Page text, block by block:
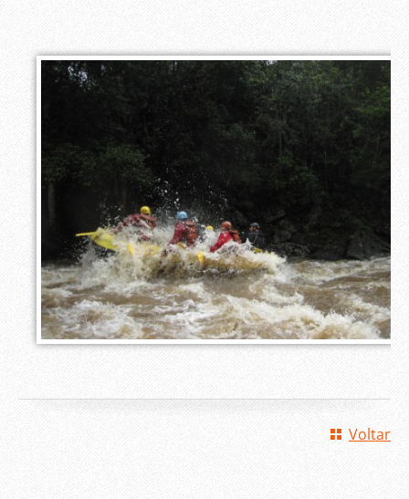
Voltar